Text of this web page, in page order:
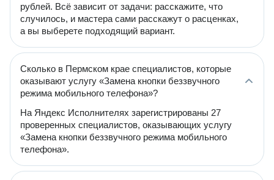
рублей. Всё зависит от задачи: расскажите, что
случилось, и мастера сами расскажут о расценках,
а вы выберете подходящий вариант.
Сколько в Пермском крае специалистов, которые
оказывают услугу «Замена кнопки беззвучного
режима мобильного телефона»?
На Яндекс Исполнителях зарегистрированы 27
проверенных специалистов, оказывающих услугу
«Замена кнопки беззвучного режима мобильного
телефона».